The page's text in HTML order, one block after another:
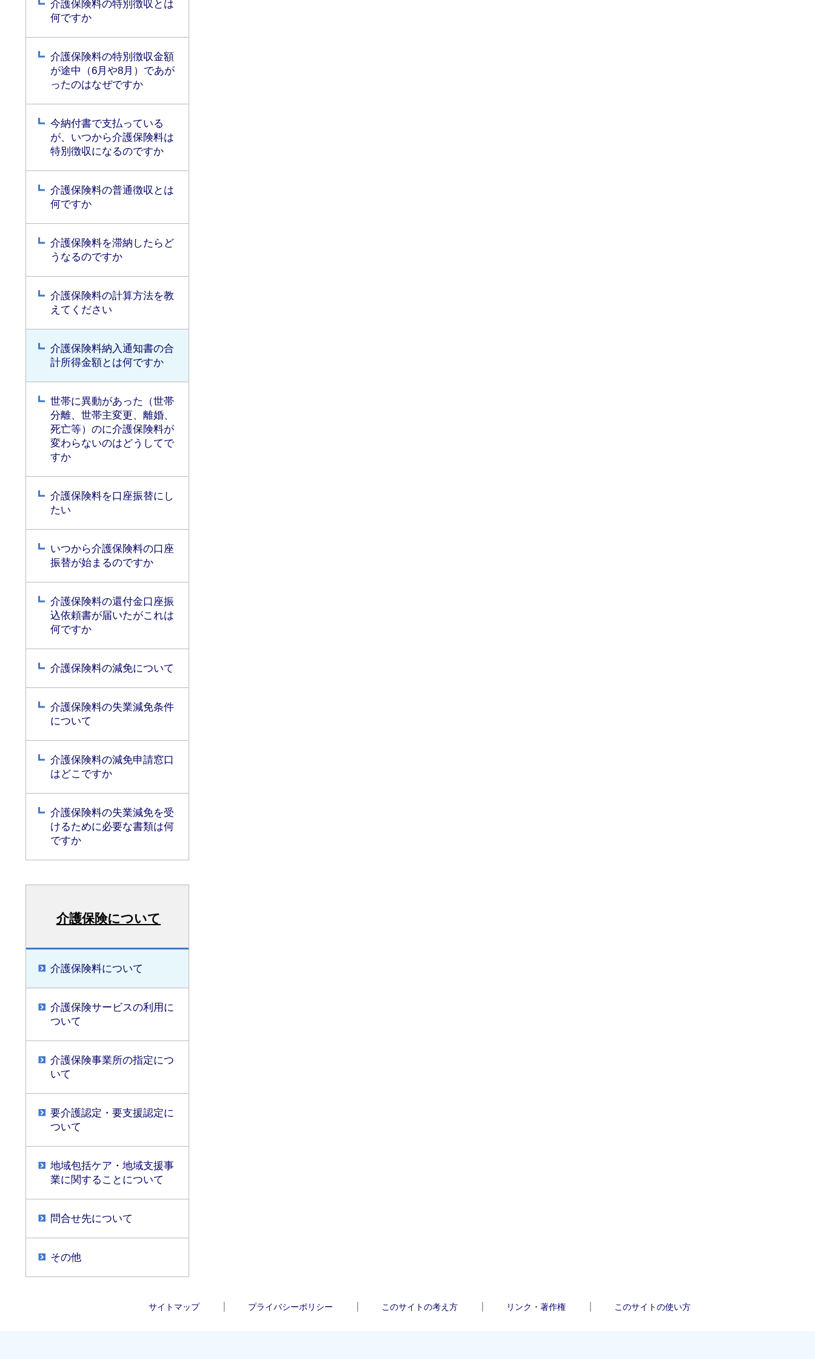
介護保険料の特別徴収とは
何ですか
介護保険料の特別徴収金額
が途中（6月や8月）であが
ったのはなぜですか
今納付書で支払っている
が、いつから介護保険料は
特別徴収になるのですか
介護保険料の普通徴収とは
何ですか
介護保険料を滞納したらど
うなるのですか
介護保険料の計算方法を教
えてください
介護保険料納入通知書の合
計所得金額とは何ですか
世帯に異動があった（世帯
分離、世帯主変更、離婚、
死亡等）のに介護保険料が
変わらないのはどうしてで
すか
介護保険料を口座振替にし
たい
いつから介護保険料の口座
振替が始まるのですか
介護保険料の還付金口座振
込依頼書が届いたがこれは
何ですか
介護保険料の減免について
介護保険料の失業減免条件
について
介護保険料の減免申請窓口
はどこですか
介護保険料の失業減免を受
けるために必要な書類は何
ですか
介護保険について
介護保険料について
介護保険サービスの利用に
ついて
介護保険事業所の指定につ
いて
要介護認定・要支援認定に
ついて
地域包括ケア・地域支援事
業に関することについて
問合せ先について
その他
サイトマップ プライバシーポリシー このサイトの考え方 リンク・著作権 このサイトの使い方